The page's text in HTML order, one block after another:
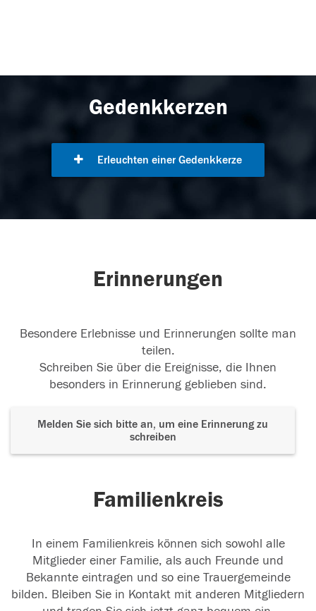
Gedenkkerzen
Erleuchten einer Gedenkkerze
Erinnerungen
Besondere Erlebnisse und Erinnerungen sollte man
teilen.
Schreiben Sie über die Ereignisse, die Ihnen
besonders in Erinnerung geblieben sind.
Melden Sie sich bitte an, um eine Erinnerung zu
schreiben
Familienkreis
In einem Familienkreis können sich sowohl alle
Mitglieder einer Familie, als auch Freunde und
Bekannte eintragen und so eine Trauergemeinde
bilden. Bleiben Sie in Kontakt mit anderen Mitgliedern